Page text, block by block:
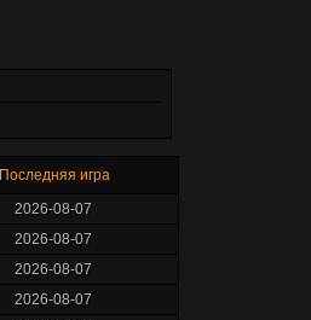
Последняя игра
2026-08-07
2026-08-07
2026-08-07
2026-08-07